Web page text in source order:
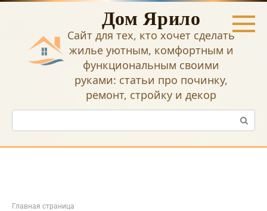
Перейти
Дом Ярило
Сайт для тех, кто хочет сделать
жилье уютным, комфортным и
функциональным своими
руками: статьи про починку,
ремонт, стройку и декор
Поиск:
Главная страница